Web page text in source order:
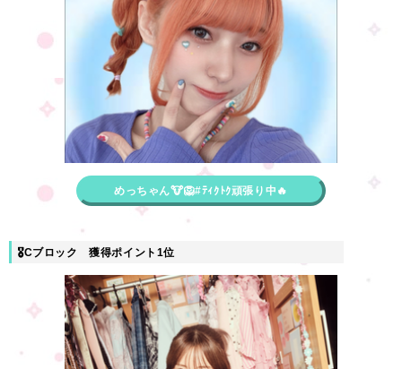
めっちゃん🐮🦁#ﾃｨｸﾄｸ頑張り中🔥
🎖Cブロック 獲得ポイント1位